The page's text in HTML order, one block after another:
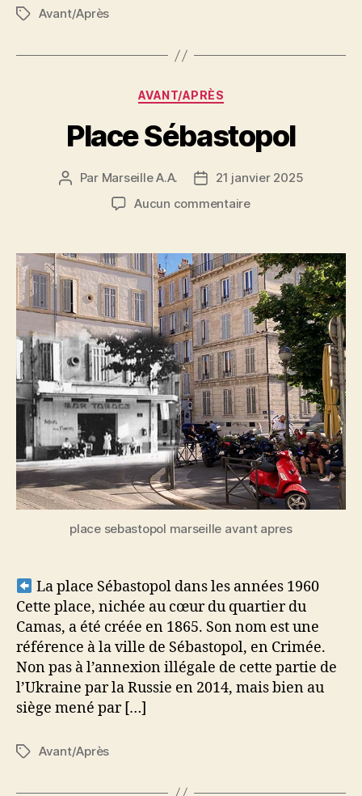
Étiquettes
Avant/Après
Catégories
AVANT/APRÈS
Place Sébastopol
Auteur
Par Marseille A.A.
Date21 janvier 2025
Aucun commentairesur
place sebastopol marseille avant apres
La place Sébastopol dans les années 1960
Cette place, nichée au cœur du quartier du
Camas, a été créée en 1865. Son nom est une
référence à la ville de Sébastopol, en Crimée.
Non pas à l’annexion illégale de cette partie de
l’Ukraine par la Russie en 2014, mais bien au
siège mené par […]
Étiquettes
Avant/Après